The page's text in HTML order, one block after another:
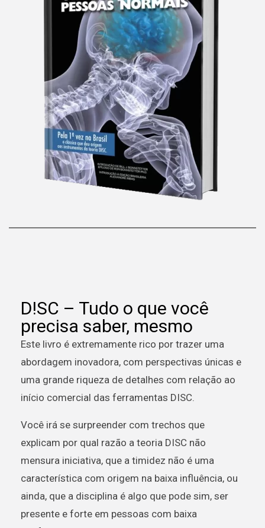
D!SC – Tudo o que você
precisa saber, mesmo
Este livro é extremamente rico por trazer uma
abordagem inovadora, com perspectivas únicas e
uma grande riqueza de detalhes com relação ao
início comercial das ferramentas DISC.
Você irá se surpreender com trechos que
explicam por qual razão a teoria DISC não
mensura iniciativa, que a timidez não é uma
característica com origem na baixa influência, ou
ainda, que a disciplina é algo que pode sim, ser
presente e forte em pessoas com baixa